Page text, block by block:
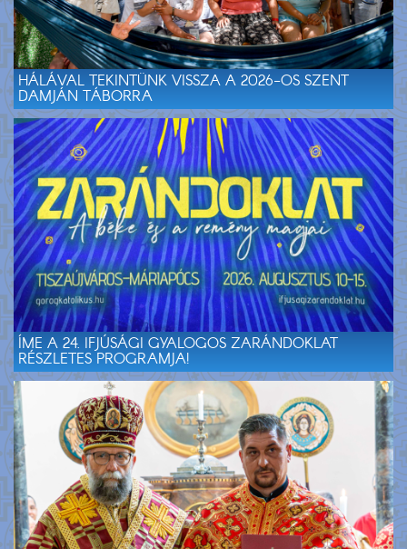
HÁLÁVAL TEKINTÜNK VISSZA A 2026-OS SZENT
DAMJÁN TÁBORRA
ÍME A 24. IFJÚSÁGI GYALOGOS ZARÁNDOKLAT
RÉSZLETES PROGRAMJA!